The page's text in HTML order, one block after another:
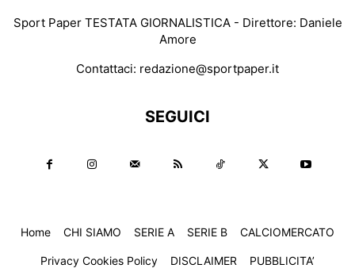
Sport Paper TESTATA GIORNALISTICA - Direttore: Daniele
Amore
Contattaci: redazione@sportpaper.it
SEGUICI
Home CHI SIAMO SERIE A SERIE B CALCIOMERCATO
Privacy Cookies Policy DISCLAIMER PUBBLICITA’